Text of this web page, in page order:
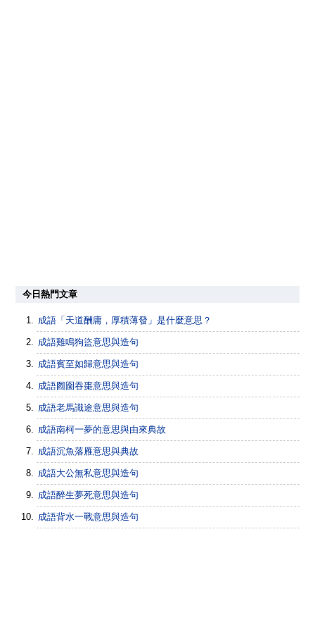
今日熱門文章
成語「天道酬庸，厚積薄發」是什麼意思？
成語雞鳴狗盜意思與造句
成語賓至如歸意思與造句
成語囫圇吞棗意思與造句
成語老馬識途意思與造句
成語南柯一夢的意思與由來典故
成語沉魚落雁意思與典故
成語大公無私意思與造句
成語醉生夢死意思與造句
成語背水一戰意思與造句